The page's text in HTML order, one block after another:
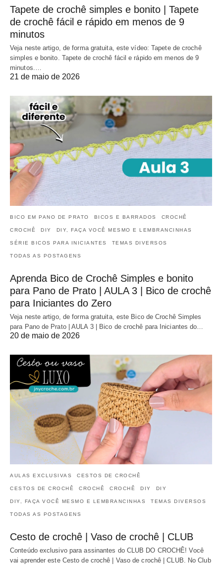
Tapete de crochê simples e bonito | Tapete
de crochê fácil e rápido em menos de 9
minutos
Veja neste artigo, de forma gratuita, este vídeo: Tapete de crochê
simples e bonito. Tapete de crochê fácil e rápido em menos de 9
minutos.…
21 de maio de 2026
BICO EM PANO DE PRATO BICOS E BARRADOS CROCHÊ
CROCHÊ DIY DIY, FAÇA VOCÊ MESMO E LEMBRANCINHAS
SÉRIE BICOS PARA INICIANTES TEMAS DIVERSOS
TODAS AS POSTAGENS
Aprenda Bico de Crochê Simples e bonito
para Pano de Prato | AULA 3 | Bico de crochê
para Iniciantes do Zero
Veja neste artigo, de forma gratuita, este Bico de Crochê Simples
para Pano de Prato | AULA 3 | Bico de crochê para Iniciantes do…
20 de maio de 2026
AULAS EXCLUSIVAS CESTOS DE CROCHÊ
CESTOS DE CROCHÊ CROCHÊ CROCHÊ DIY DIY
DIY, FAÇA VOCÊ MESMO E LEMBRANCINHAS TEMAS DIVERSOS
TODAS AS POSTAGENS
Cesto de crochê | Vaso de crochê | CLUB
Conteúdo exclusivo para assinantes do CLUB DO CROCHÊ! Você
vai aprender este Cesto de crochê | Vaso de crochê | CLUB. No Club